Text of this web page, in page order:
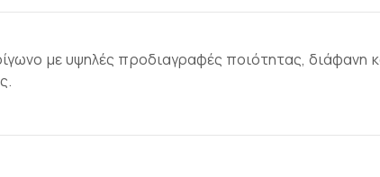
με υψηλές προδιαγραφές ποιότητας, διάφανη